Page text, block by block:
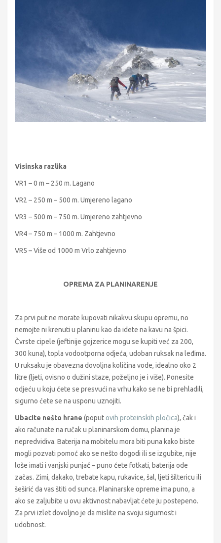
Visinska razlika
VR1 – 0 m – 250 m. Lagano
VR2 – 250 m – 500 m. Umjereno lagano
VR3 – 500 m – 750 m. Umjereno zahtjevno
VR4 – 750 m – 1000 m. Zahtjevno
VR5 – Više od 1000 m Vrlo zahtjevno
OPREMA ZA PLANINARENJE
Za prvi put ne morate kupovati nikakvu skupu opremu, no
nemojte ni krenuti u planinu kao da idete na kavu na špici.
Čvrste cipele (jeftinije gojzerice mogu se kupiti već za 200,
300 kuna), topla vodootporna odjeća, udoban ruksak na leđima.
U ruksaku je obavezna dovoljna količina vode, idealno oko 2
litre (ljeti, ovisno o dužini staze, poželjno je i više). Ponesite
odjeću u koju ćete se presvući na vrhu kako se ne bi prehladili,
sigurno ćete se na usponu uznojiti.
Ubacite nešto hrane (poput ovih proteinskih pločica), čak i
ako računate na ručak u planinarskom domu, planina je
nepredvidiva. Baterija na mobitelu mora biti puna kako biste
mogli pozvati pomoć ako se nešto dogodi ili se izgubite, nije
loše imati i vanjski punjač – puno ćete fotkati, baterija ode
začas. Zimi, dakako, trebate kapu, rukavice, šal, ljeti šiltericu ili
šeširić da vas štiti od sunca. Planinarske opreme ima puno, a
ako se zaljubite u ovu aktivnost nabavljat ćete ju postepeno.
Za prvi izlet dovoljno je da mislite na svoju sigurnost i
udobnost.